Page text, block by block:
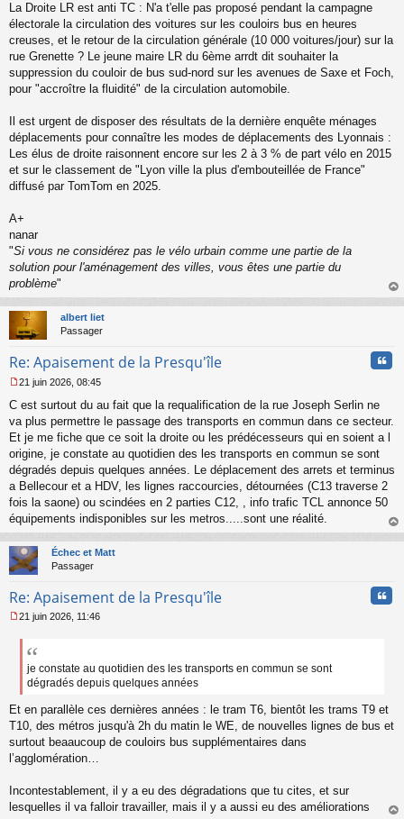
u
La Droite LR est anti TC : N'a t'elle pas proposé pendant la campagne
électorale la circulation des voitures sur les couloirs bus en heures
creuses, et le retour de la circulation générale (10 000 voitures/jour) sur la
rue Grenette ? Le jeune maire LR du 6ème arrdt dit souhaiter la
suppression du couloir de bus sud-nord sur les avenues de Saxe et Foch,
pour "accroître la fluidité" de la circulation automobile.
Il est urgent de disposer des résultats de la dernière enquête ménages
déplacements pour connaître les modes de déplacements des Lyonnais :
Les élus de droite raisonnent encore sur les 2 à 3 % de part vélo en 2015
et sur le classement de "Lyon ville la plus d'embouteillée de France"
diffusé par TomTom en 2025.
A+
nanar
"Si vous ne considérez pas le vélo urbain comme une partie de la
solution pour l'aménagement des villes, vous êtes une partie du
problème"
au
albert liet
Passager
Re: Apaisement de la Presqu'île
e
s
s
a
g
e
n
o
l
u
21 juin 2026, 08:45
C est surtout du au fait que la requalification de la rue Joseph Serlin ne
va plus permettre le passage des transports en commun dans ce secteur.
Et je me fiche que ce soit la droite ou les prédécesseurs qui en soient a l
origine, je constate au quotidien des les transports en commun se sont
dégradés depuis quelques années. Le déplacement des arrets et terminus
a Bellecour et a HDV, les lignes raccourcies, détournées (C13 traverse 2
fois la saone) ou scindées en 2 parties C12, , info trafic TCL annonce 50
équipements indisponibles sur les metros.....sont une réalité.
au
Échec et Matt
Passager
Re: Apaisement de la Presqu'île
e
g
e
n
n
l
21 juin 2026, 11:46
je constate au quotidien des les transports en commun se sont
dégradés depuis quelques années
Et en parallèle ces dernières années : le tram T6, bientôt les trams T9 et
T10, des métros jusqu'à 2h du matin le WE, de nouvelles lignes de bus et
surtout beaaucoup de couloirs bus supplémentaires dans
l’agglomération…
Incontestablement, il y a eu des dégradations que tu cites, et sur
lesquelles il va falloir travailler, mais il y a aussi eu des améliorations